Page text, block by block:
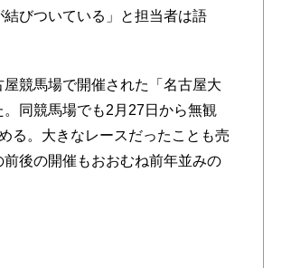
びついている」と担当者は語
競馬場で開催された「名古屋大
同競馬場でも2月27日から無観
る。大きなレースだったことも売
後の開催もおおむね前年並みの